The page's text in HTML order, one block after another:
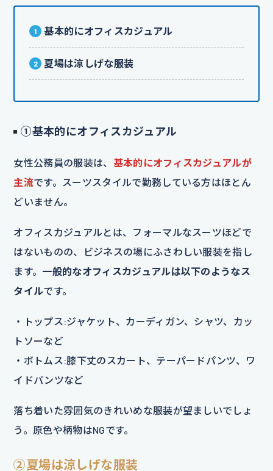
基本的にオフィスカジュアル
夏場は涼しげな服装
①基本的にオフィスカジュアル
女性公務員の服装は、 基本的にオフィスカジュアルが
主流です。スーツスタイルで勤務している方はほとん
どいません。
オフィスカジュアルとは、フォーマルなスーツほどで
はないものの、ビジネスの場にふさわしい服装を指し
ます。 一般的なオフィスカジュアルは以下のようなス
タイルです。
・トップス:ジャケット、カーディガン、シャツ、カッ
トソーなど
・ボトムス:膝下丈のスカート、テーパードパンツ、ワ
イドパンツなど
落ち着いた雰囲気のきれいめな服装が望ましいでしょ
う。原色や柄物はNGです。
②夏場は涼しげな服装